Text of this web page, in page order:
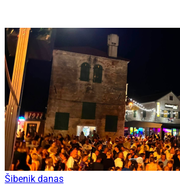
Šibenik danas